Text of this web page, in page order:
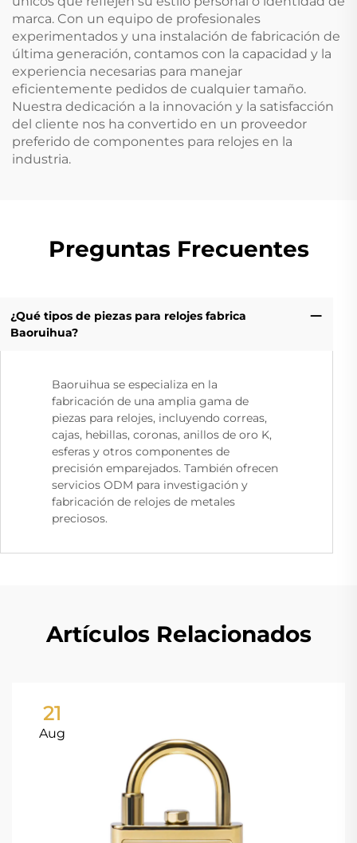
marca. Con un equipo de profesionales
experimentados y una instalación de fabricación de
última generación, contamos con la capacidad y la
experiencia necesarias para manejar
eficientemente pedidos de cualquier tamaño.
Nuestra dedicación a la innovación y la satisfacción
del cliente nos ha convertido en un proveedor
preferido de componentes para relojes en la
industria.
Preguntas Frecuentes
¿Qué tipos de piezas para relojes fabrica
Baoruihua?
Baoruihua se especializa en la
fabricación de una amplia gama de
piezas para relojes, incluyendo correas,
cajas, hebillas, coronas, anillos de oro K,
esferas y otros componentes de
precisión emparejados. También ofrecen
servicios ODM para investigación y
fabricación de relojes de metales
preciosos.
Artículos Relacionados
21
Aug